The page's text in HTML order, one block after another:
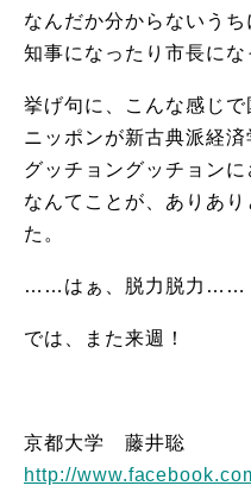
なんだか分からないうち
知事になったり市長にな
挙げ句に、こんな感じで
ニッポンが新古典派経済
グッチョングッチョンに
なんてことが、ありあ
た。
……はぁ、脱力脱力……
では、また来週！
京都大学 藤井聡
http://